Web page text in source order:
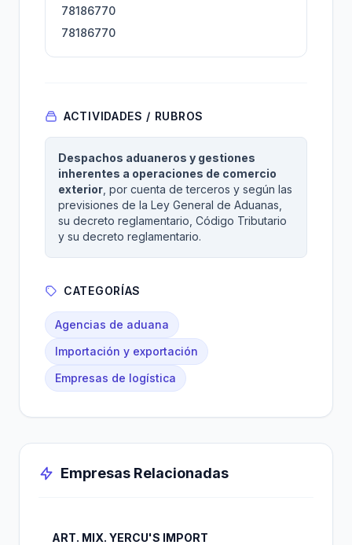
78186770
78186770
ACTIVIDADES / RUBROS
Despachos aduaneros y gestiones
inherentes a operaciones de comercio
exterior , por cuenta de terceros y según las
previsiones de la Ley General de Aduanas,
su decreto reglamentario, Código Tributario
y su decreto reglamentario.
CATEGORÍAS
Agencias de aduana
Importación y exportación
Empresas de logística
Empresas Relacionadas
ART. MIX. YERCU'S IMPORT